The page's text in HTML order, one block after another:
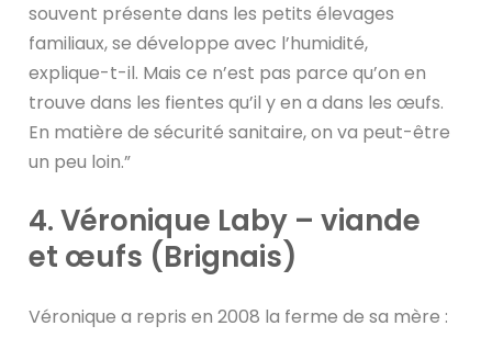
souvent présente dans les petits élevages
familiaux, se développe avec l’humidité,
explique-t-il. Mais ce n’est pas parce qu’on en
trouve dans les fientes qu’il y en a dans les œufs.
En matière de sécurité sanitaire, on va peut-être
un peu loin.”
4. Véronique Laby – viande
et œufs (Brignais)
Véronique a repris en 2008 la ferme de sa mère :